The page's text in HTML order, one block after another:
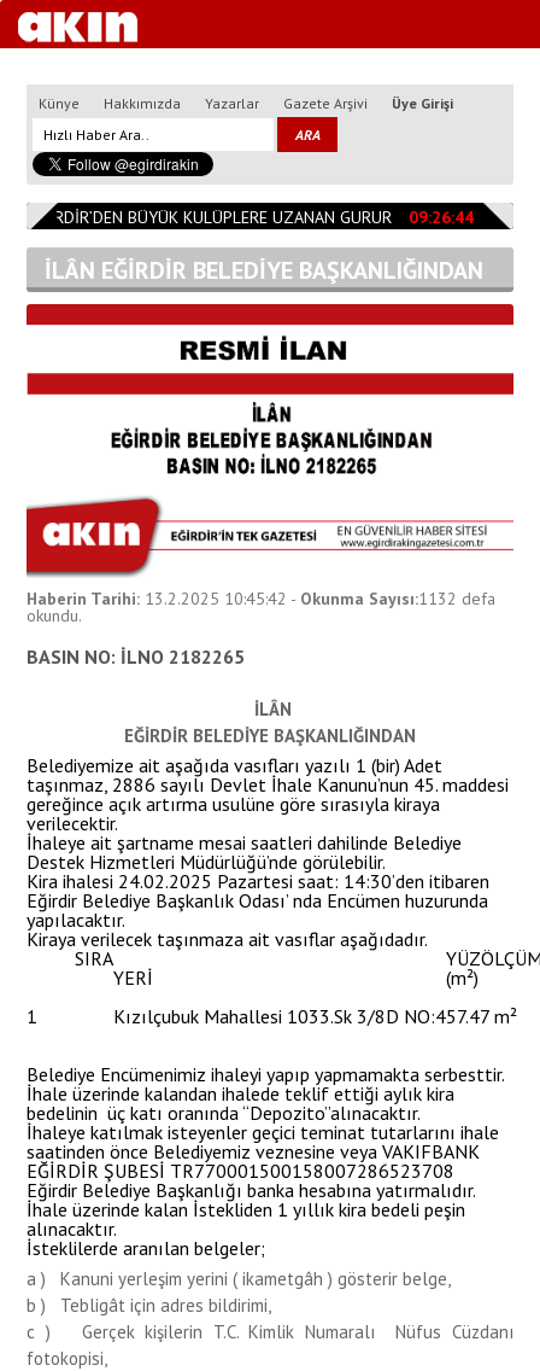
Künye Hakkımızda Yazarlar Gazete Arşivi Üye Girişi
EĞİRDİR’DEN BÜYÜK KULÜPLERE UZANAN GURUR 09:26:44
İLÂN EĞİRDİR BELEDİYE BAŞKANLIĞINDAN
Haberin Tarihi: 13.2.2025 10:45:42 - Okunma Sayısı:1132 defa
okundu.
BASIN NO: İLNO 2182265
İLÂN
EĞİRDİR BELEDİYE BAŞKANLIĞINDAN
Belediyemize ait aşağıda vasıfları yazılı 1 (bir) Adet
taşınmaz, 2886 sayılı Devlet İhale Kanunu’nun 45. maddesi
gereğince açık artırma usulüne göre sırasıyla kiraya
verilecektir.
İhaleye ait şartname mesai saatleri dahilinde Belediye
Destek Hizmetleri Müdürlüğü’nde görülebilir.
Kira ihalesi 24.02.2025 Pazartesi saat: 14:30’den itibaren
Eğirdir Belediye Başkanlık Odası’ nda Encümen huzurunda
yapılacaktır.
Kiraya verilecek taşınmaza ait vasıflar aşağıdadır.
SIRA
YERİ
(m²)
1
Kızılçubuk Mahallesi 1033.Sk 3/8D NO:457.47 m²
Belediye Encümenimiz ihaleyi yapıp yapmamakta serbesttir.
İhale üzerinde kalandan ihalede teklif ettiği aylık kira
bedelinin üç katı oranında “Depozito”alınacaktır.
İhaleye katılmak isteyenler geçici teminat tutarlarını ihale
saatinden önce Belediyemiz veznesine veya VAKIFBANK
EĞİRDİR ŞUBESİ TR770001500158007286523708
Eğirdir Belediye Başkanlığı banka hesabına yatırmalıdır.
İhale üzerinde kalan İstekliden 1 yıllık kira bedeli peşin
alınacaktır.
İsteklilerde aranılan belgeler;
a ) Kanuni yerleşim yerini ( ikametgâh ) gösterir belge,
b ) Tebligât için adres bildirimi,
c ) Gerçek kişilerin T.C. Kimlik Numaralı Nüfus Cüzdanı
fotokopisi,